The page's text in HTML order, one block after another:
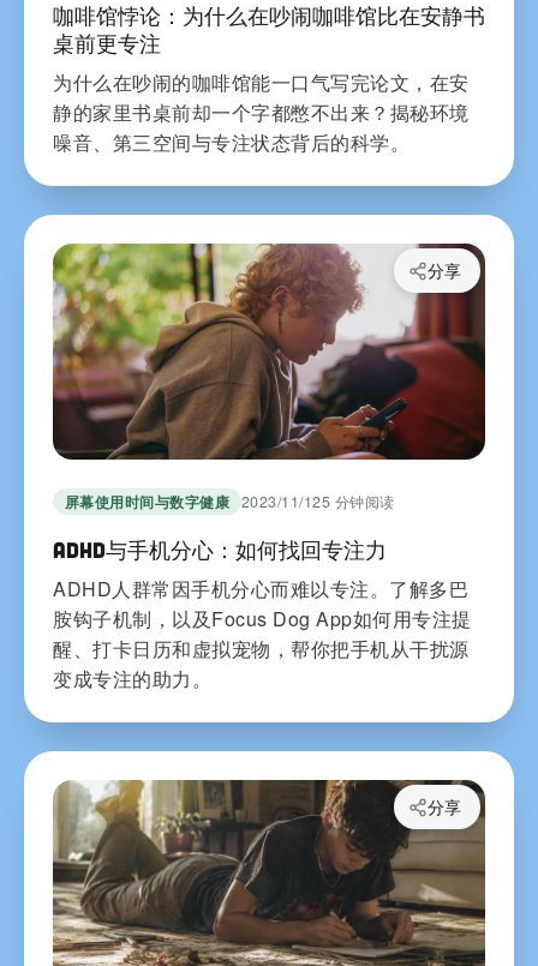
咖啡馆悖论：为什么在吵闹咖啡馆比在安静书
桌前更专注
为什么在吵闹的咖啡馆能一口气写完论文，在安
静的家里书桌前却一个字都憋不出来？揭秘环境
噪音、第三空间与专注状态背后的科学。
屏幕使用时间与数字健康 2023/11/125 分钟阅读
ADHD与手机分心：如何找回专注力
ADHD人群常因手机分心而难以专注。了解多巴
胺钩子机制，以及Focus Dog App如何用专注提
醒、打卡日历和虚拟宠物，帮你把手机从干扰源
变成专注的助力。
分享
分享